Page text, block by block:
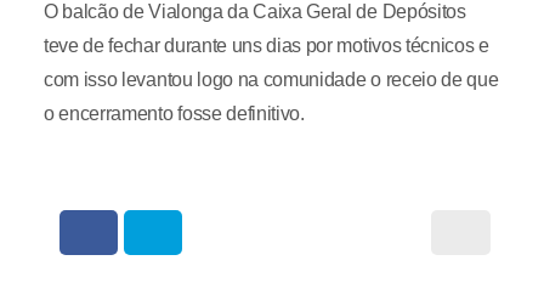
O balcão de Vialonga da Caixa Geral de Depósitos
teve de fechar durante uns dias por motivos técnicos e
com isso levantou logo na comunidade o receio de que
o encerramento fosse definitivo.